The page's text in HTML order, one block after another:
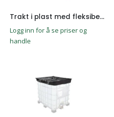
Trakt i plast med fleksibel rør. Dia 228mm
Logg inn for å se priser og
handle